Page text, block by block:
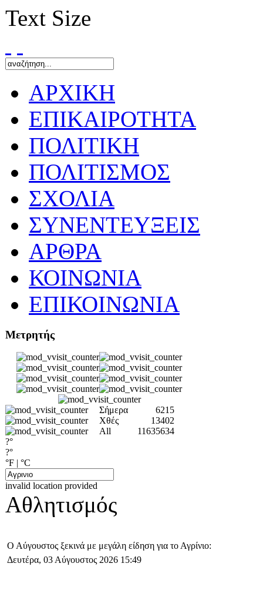
Text Size
ΑΡΧΙΚΗ
ΕΠΙΚΑΙΡΟΤΗΤΑ
ΠΟΛΙΤΙΚΗ
ΠΟΛΙΤΙΣΜΟΣ
ΣΧΟΛΙΑ
ΣΥΝΕΝΤΕΥΞΕΙΣ
ΑΡΘΡΑ
ΚΟΙΝΩΝΙΑ
ΕΠΙΚΟΙΝΩΝΙΑ
Μετρητής
Σήμερα
6215
Χθές
13402
All
11635634
?°
?°
°F | °C
invalid location provided
Αθλητισμός
Ο Αύγουστος ξεκινά με μεγάλη είδηση για το Αγρίνιο:
Δευτέρα, 03 Αύγουστος 2026 15:49